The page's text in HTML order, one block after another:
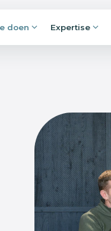
doen Expertise
nalopen,
voorspelbaar werk
voortaan uit.